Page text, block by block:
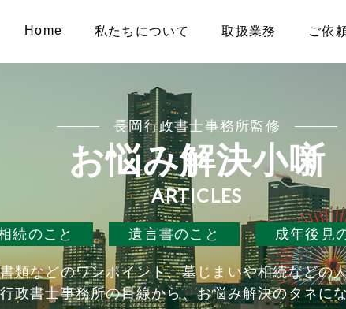
Home 私たちについて 取扱業務 ご依
長岡行政書士事務所監修
お悩み解決小噺
ARTICLES
続のこと 遺言書のこと 成年後見
類などのワンポイント、墓じまいや相続などの
政書士事務所の目線から、お悩み解決のタネに